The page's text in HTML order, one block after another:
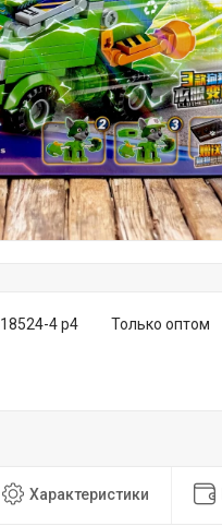
Только оптом
18524-4 р4
Характеристики